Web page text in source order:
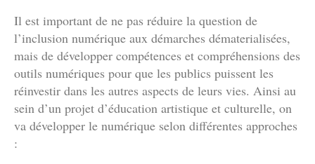
Il est important de ne pas réduire la question de
l’inclusion numérique aux démarches dématerialisées,
mais de développer compétences et compréhensions des
outils numériques pour que les publics puissent les
réinvestir dans les autres aspects de leurs vies. Ainsi au
sein d’un projet d’éducation artistique et culturelle, on
va développer le numérique selon différentes approches
: